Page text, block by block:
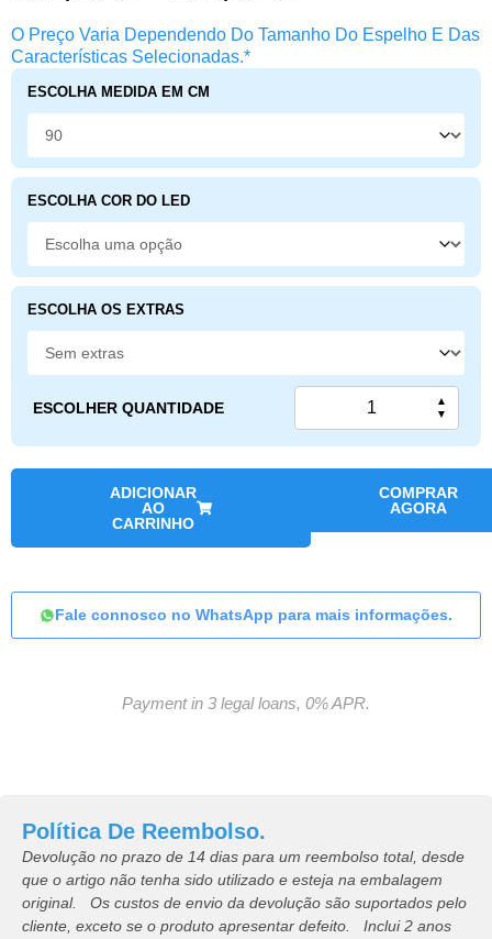
O Preço Varia Dependendo Do Tamanho Do Espelho E Das
Características Selecionadas.*
ESCOLHA MEDIDA EM CM
ESCOLHA COR DO LED
ESCOLHA OS EXTRAS
ESCOLHER QUANTIDADE
▲
▼
ADICIONAR
AO
CARRINHO
COMPRAR
AGORA
Fale connosco no WhatsApp para mais informações.
Payment in 3 legal loans, 0% APR.
Política De Reembolso.
Devolução no prazo de 14 dias para um reembolso total, desde
que o artigo não tenha sido utilizado e esteja na embalagem
original. Os custos de envio da devolução são suportados pelo
cliente, exceto se o produto apresentar defeito. Inclui 2 anos